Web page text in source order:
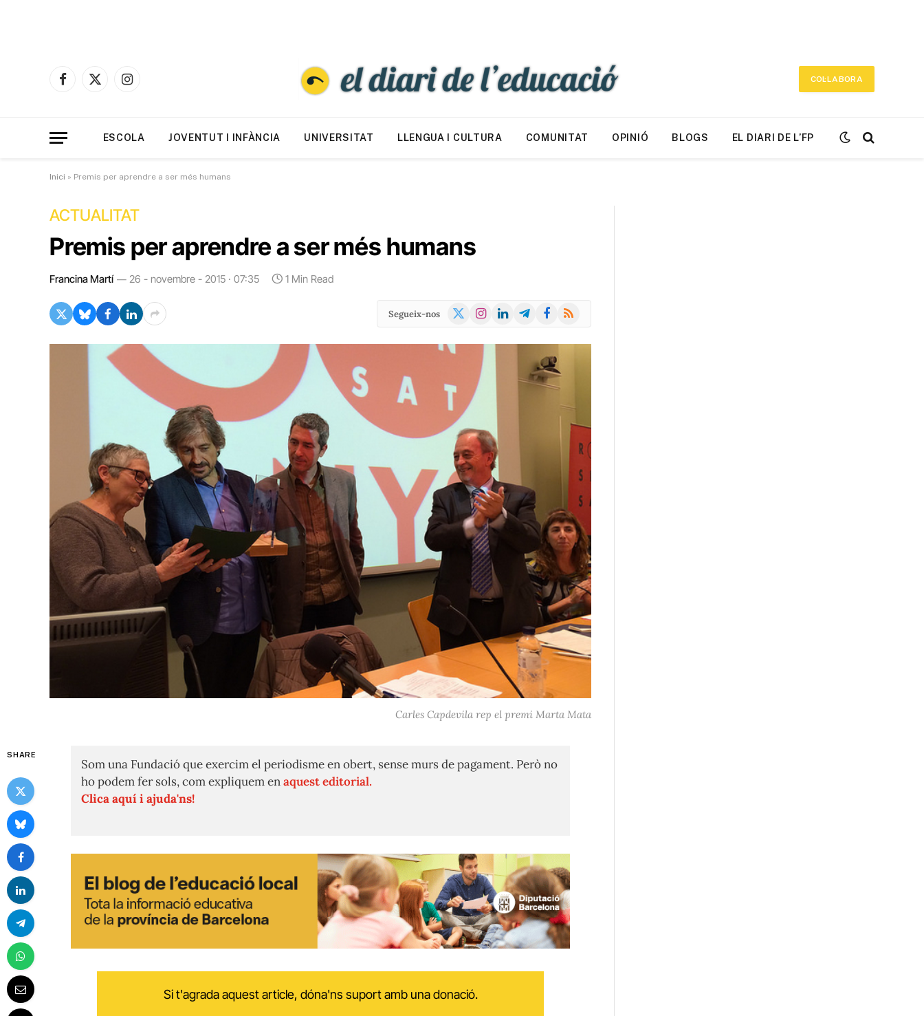
Facebook
X
Instagram
COL·LABORA
ESCOLA JOVENTUT I INFÀNCIA UNIVERSITAT LLENGUA I CULTURA COMUNITAT OPINIÓ BLOGS EL DIARI DE L’FP
Inici » Premis per aprendre a ser més humans
ACTUALITAT
Premis per aprendre a ser més humans
Francina Martí 26 - novembre - 2015 · 07:35 1 Min Read
Segueix-nos
X
Instagram
LinkedInTelegramFacebook
RSS
Carles Capdevila rep el premi Marta Mata
SHARE
Som una Fundació que exercim el periodisme en obert, sense murs de pagament. Però no
ho podem fer sols, com expliquem enaquest editorial.
Clica aquí i ajuda'ns!
Si t'agrada aquest article, dóna'ns suport amb una donació.